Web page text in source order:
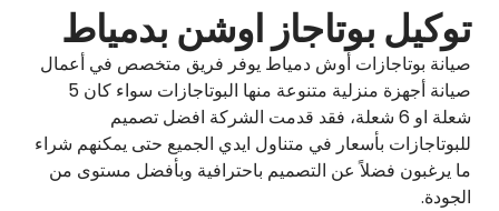
توكيل بوتاجاز اوشن بدمياط
صيانة بوتاجازات أوش دمياط يوفر فريق متخصص في أعمال
صيانة أجهزة منزلية متنوعة منها البوتاجازات سواء كان 5
شعلة او 6 شعلة، فقد قدمت الشركة افضل تصميم
للبوتاجازات بأسعار في متناول ايدي الجميع حتى يمكنهم شراء
ما يرغبون فضلاً عن التصميم باحترافية وبأفضل مستوى من
الجودة.